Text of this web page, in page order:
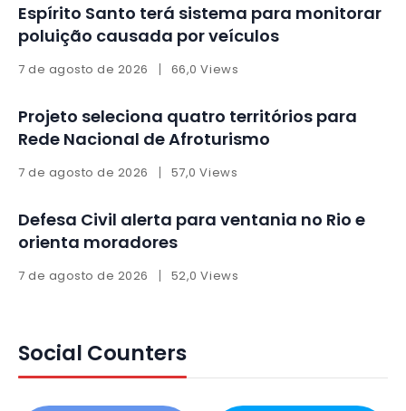
Espírito Santo terá sistema para monitorar
poluição causada por veículos
7 de agosto de 2026 66,0 Views
Projeto seleciona quatro territórios para
Rede Nacional de Afroturismo
7 de agosto de 2026 57,0 Views
Defesa Civil alerta para ventania no Rio e
orienta moradores
7 de agosto de 2026 52,0 Views
Social Counters